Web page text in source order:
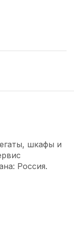
шкафы и
Россия.